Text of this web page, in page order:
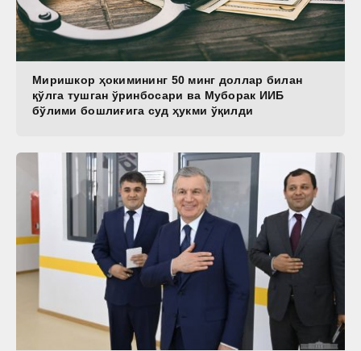
Миришкор ҳокимининг 50 минг доллар билан
қўлга тушган ўринбосари ва Муборак ИИБ
бўлими бошлиғига суд ҳукми ўқилди